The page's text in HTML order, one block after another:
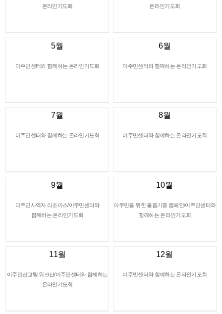
온라인기도회
온라인기도회
5월
이주민센터와 함께하는 온라인기도회
6월
이주민센터와 함께하는 온라인기도회
7월
이주민센터와 함께하는 온라인기도회
8월
이주민센터와 함께하는 온라인기도회
9월
이주민사역자 리조이스/이주민센터와
함께하는 온라인기도회
10월
이주민을 위한 물품기증 캠페인/이주민센터와
함께하는 온라인기도회
11월
이주민선교팀 워크샵/이주민센터와 함께하는
온라인기도회
12월
이주민센터와 함께하는 온라인기도회